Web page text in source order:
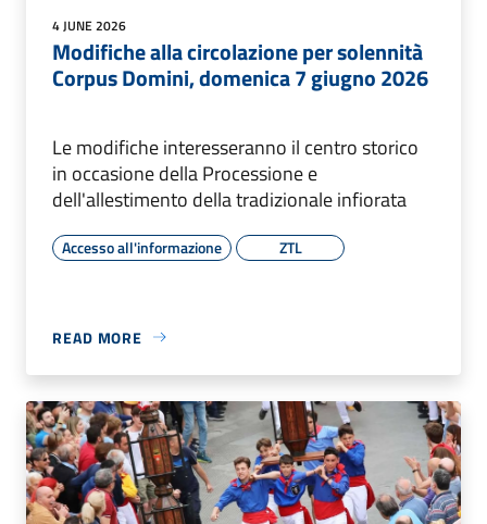
4 JUNE 2026
Modifiche alla circolazione per solennità
Corpus Domini, domenica 7 giugno 2026
Le modifiche interesseranno il centro storico
in occasione della Processione e
dell'allestimento della tradizionale infiorata
Accesso all'informazione ZTL
READ MORE